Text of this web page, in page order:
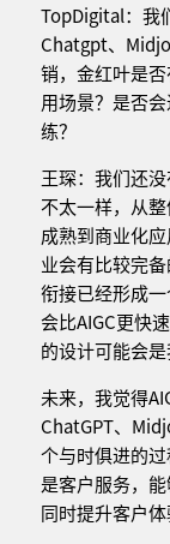
TopDigital：我
Chatgpt、
销，金红叶是
用场景？是否
练？
王琛：我们还
不太一样，从
成熟到商业化
业会有比较完
衔接已经形成
会比AIGC更快
的设计可能会是
未来，我觉得
ChatGPT、
个与时俱进的
是客户服务，能
同时提升客户体